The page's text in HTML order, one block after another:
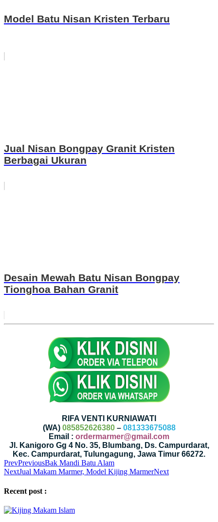
Model Batu Nisan Kristen Terbaru
Jual Nisan Bongpay Granit Kristen
Berbagai Ukuran
Desain Mewah Batu Nisan Bongpay
Tionghoa Bahan Granit
RIFA VENTI KURNIAWATI
(WA) 085852626380– 081333675088
Email : ordermarmer@gmail.com
Jl. Kanigoro Gg 4 No. 35, Blumbang, Ds. Campurdarat,
Kec. Campurdarat, Tulungagung, Jawa Timur 66272.
PrevPreviousBak Mandi Batu Alam
NextJual Makam Marmer, Model Kijing MarmerNext
Recent post :